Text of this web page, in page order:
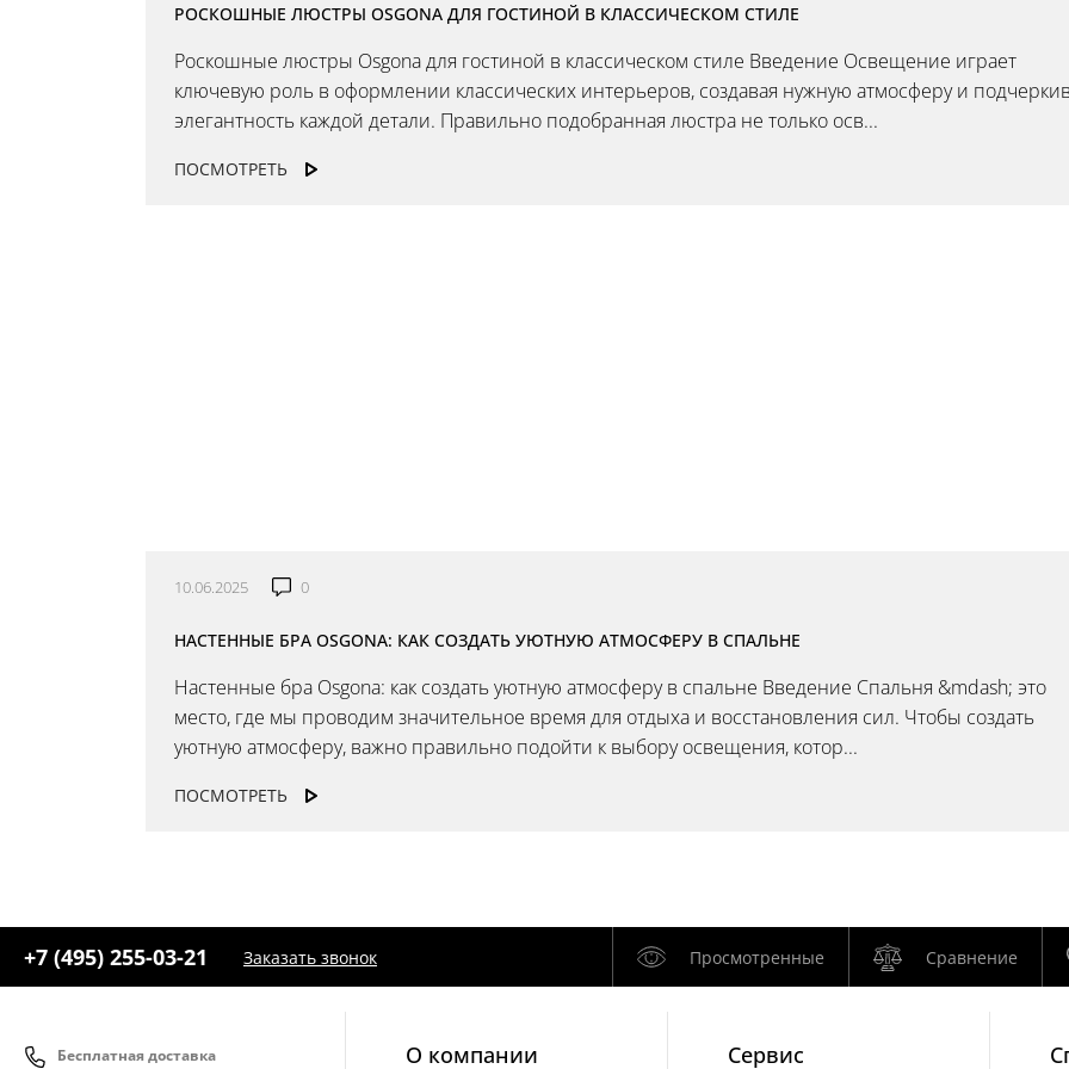
РОСКОШНЫЕ ЛЮСТРЫ OSGONA ДЛЯ ГОСТИНОЙ В КЛАССИЧЕСКОМ СТИЛЕ
Роскошные люстры Osgona для гостиной в классическом стиле Введение Освещение играет
ключевую роль в оформлении классических интерьеров, создавая нужную атмосферу и
элегантность каждой детали. Правильно подобранная люстра не только осв...
ПОСМОТРЕТЬ
10.06.2025 0
НАСТЕННЫЕ БРА OSGONA: КАК СОЗДАТЬ УЮТНУЮ АТМОСФЕРУ В СПАЛЬНЕ
Настенные бра Osgona: как создать уютную атмосферу в спальне Введение Спальня &mdash; это
место, где мы проводим значительное время для отдыха и восстановления сил. Чтобы создать
уютную атмосферу, важно правильно подойти к выбору освещения, котор...
ПОСМОТРЕТЬ
+7 (495) 255-03-21 Заказать звонок Просмотренные Сравнение
Бесплатная доставка О компании Cервис